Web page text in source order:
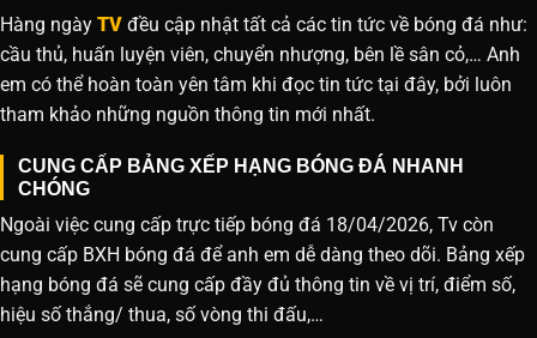
Hàng ngày TV đều cập nhật tất cả các tin tức về bóng đá như:
cầu thủ, huấn luyện viên, chuyển nhượng, bên lề sân cỏ,… Anh
em có thể hoàn toàn yên tâm khi đọc tin tức tại đây, bởi luôn
tham khảo những nguồn thông tin mới nhất.
CUNG CẤP BẢNG XẾP HẠNG BÓNG ĐÁ NHANH
CHÓNG
Ngoài việc cung cấp trực tiếp bóng đá 18/04/2026, Tv còn
cung cấp BXH bóng đá để anh em dễ dàng theo dõi. Bảng xếp
hạng bóng đá sẽ cung cấp đầy đủ thông tin về vị trí, điểm số,
hiệu số thắng/ thua, số vòng thi đấu,…